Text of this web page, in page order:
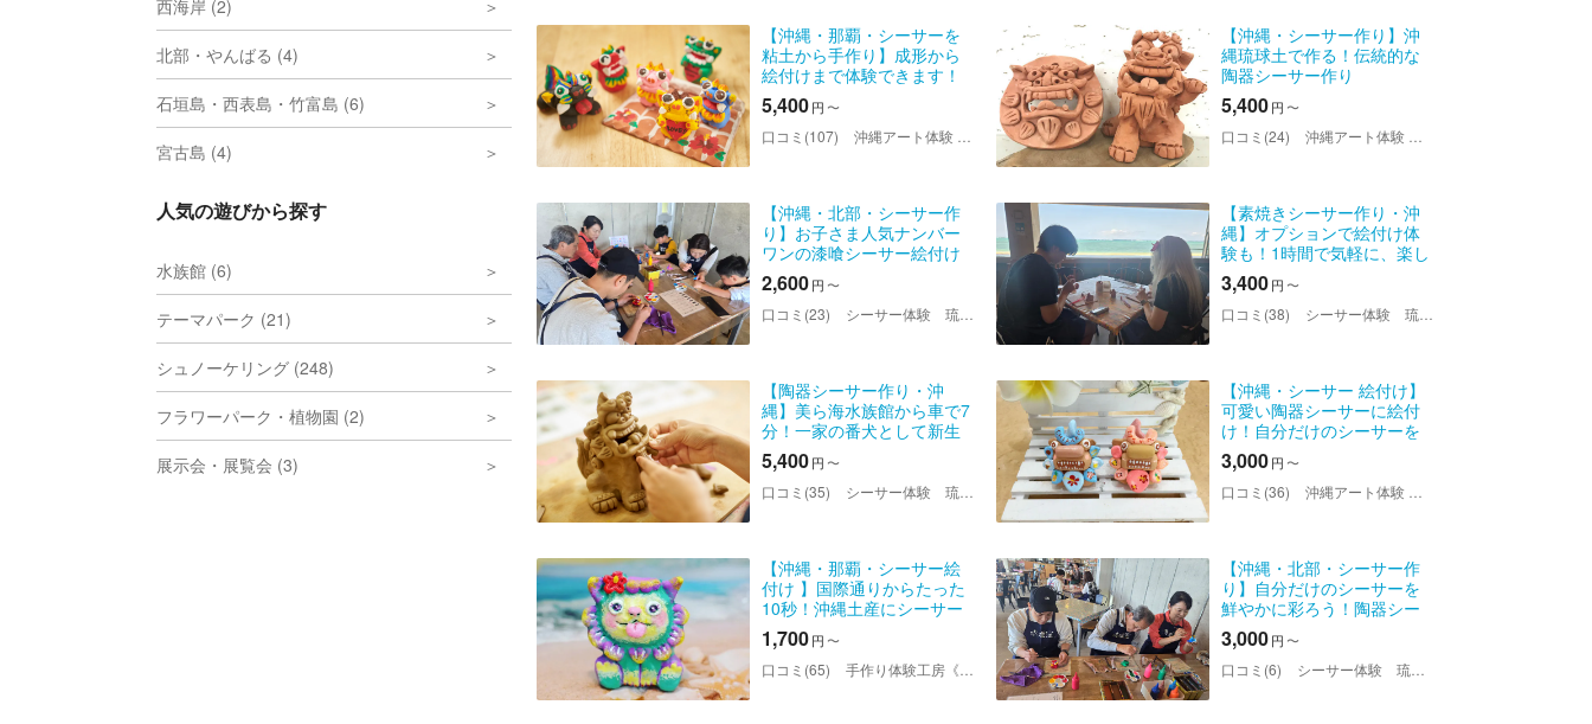
西海岸 (2)
北部・やんばる (4)
石垣島・西表島・竹富島 (6)
宮古島 (4)
人気の遊びから探す
水族館 (6)
テーマパーク (21)
シュノーケリング (248)
フラワーパーク・植物園 (2)
展示会・展覧会 (3)
【沖縄・那覇・シーサーを
粘土から手作り】成形から
絵付けまで体験できます！
沖縄土産にシーサーを作ろ
う
5,400円 〜
口コミ(107) 沖縄アート体験 美ら風（ちゅらかじ）
【沖縄・シーサー作り】沖
縄琉球土で作る！伝統的な
陶器シーサー作り
5,400円 〜
口コミ(24) 沖縄アート体験 美ら風（ちゅらかじ）
【沖縄・北部・シーサー作
り】お子さま人気ナンバー
ワンの漆喰シーサー絵付け
体験
2,600円 〜
口コミ(23) シーサー体験 琉球窯
【素焼きシーサー作り・沖
縄】オプションで絵付け体
験も！1時間で気軽に、楽し
く旅の思い出つくり
3,400円 〜
口コミ(38) シーサー体験 琉球窯
【陶器シーサー作り・沖
縄】美ら海水族館から車で7
分！一家の番犬として新生
活にもぴったり！オリジナ
ルの表情で魔除け抜群！
5,400円 〜
口コミ(35) シーサー体験 琉球窯
【沖縄・シーサー 絵付け】
可愛い陶器シーサーに絵付
け！自分だけのシーサーを
作ろう
3,000円 〜
口コミ(36) 沖縄アート体験 美ら風（ちゅらかじ）
【沖縄・那覇・シーサー絵
付け 】国際通りからたった
10秒！沖縄土産にシーサー
絵付け体験
1,700円 〜
口コミ(65) 手作り体験工房《てぃあんだー》
【沖縄・北部・シーサー作
り】自分だけのシーサーを
鮮やかに彩ろう！陶器シー
サー絵付け体験
3,000円 〜
口コミ(6) シーサー体験 琉球窯